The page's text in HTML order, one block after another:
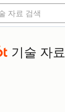
기술 자료